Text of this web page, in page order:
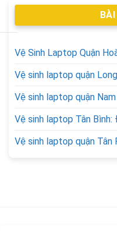
Vệ Sinh Laptop Quận
Vệ sinh laptop quận
Vệ sinh laptop quận
Vệ sinh laptop Tân
Vệ sinh laptop quận